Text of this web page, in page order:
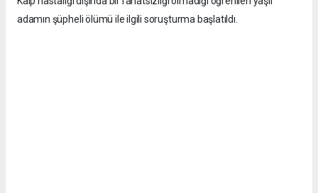
adamın şüpheli ölümü ile ilgili soruşturma başlatıldı.